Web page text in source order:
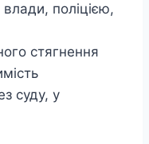
поліцією,
стягнення
суду, у